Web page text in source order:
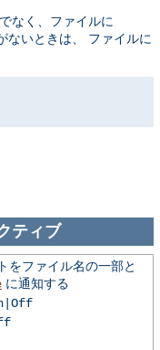
なく、ファイルに
ないときは、 ファイルに
ティブ
をファイル名の一部と
に通知する